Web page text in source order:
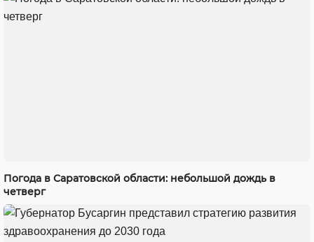
Погода в Саратовской области: небольшой дождь в
четверг